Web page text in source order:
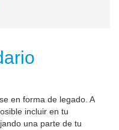
en forma de legado. A
incluir en tu
una parte de tu